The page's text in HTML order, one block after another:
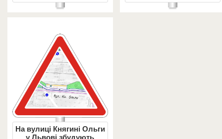
На вулиці Княгині Ольги
у Львові збудують